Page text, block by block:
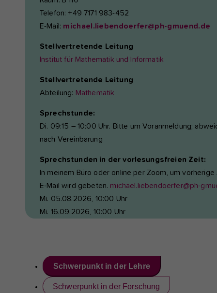
Telefon: +49 7171 983-452
E-Mail: michael.liebendoerfer@ph-gmuend.de
Stellvertretende Leitung
Institut für Mathematik und Informatik
Stellvertretende Leitung
Abteilung: Mathematik
Sprechstunde:
Di. 09:15 – 10:00 Uhr. Bitte um Voranmeldung;
nach Vereinbarung
Sprechstunden in der vorlesungsfreien Zeit:
In meinem Büro oder online per Zoom, um
E-Mail wird gebeten. michael.liebendoerfer@ph-
Mi. 05.08.2026, 10:00 Uhr
Mi. 16.09.2026, 10:00 Uhr
Schwerpunkt in der Lehre
Schwerpunkt in der Forschung